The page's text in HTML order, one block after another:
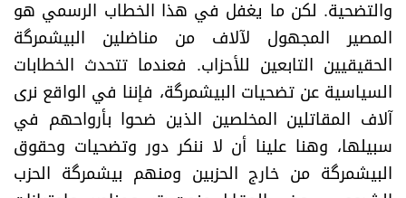
والتضحية. لكن ما يغفل في هذا الخطاب الرسمي هو
المصير المجهول لآلاف من مناضلين البيشمرگة
الحقيقيين التابعين للأحزاب. فعندما تتحدث الخطابات
السياسية عن تضحيات البيشمرگة، فإننا في الواقع نرى
آلاف المقاتلين المخلصين الذين ضحوا بأرواحهم في
سبيلها، وهنا علينا أن لا ننكر دور وتضحيات وحقوق
البيشمرگة من خارج الحزبين ومنهم بيشمرگة الحزب